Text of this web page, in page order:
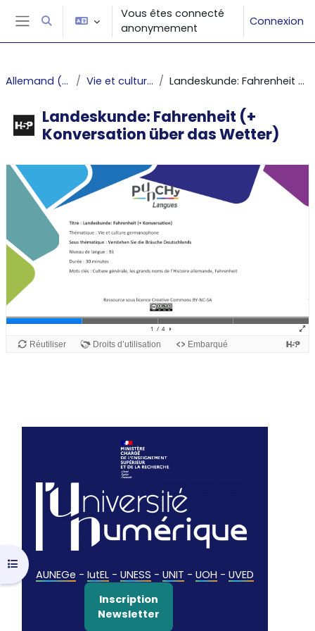
Passer au contenu principal
Panneau latéral
Activer/désactiver la saisie de recherche
Vous êtes connecté
anonymement
Connexion
Ouvrir l’index du cours
Allemand (projet PUNCHy) Vie et culture germanophone Landeskunde: Fahrenheit (+ Konversation über das Wetter)
Landeskunde: Fahrenheit (+
Konversation über das Wetter)
AUNEGe - IutEL - UNESS - UNIT - UOH - UVED
Inscription
Newsletter